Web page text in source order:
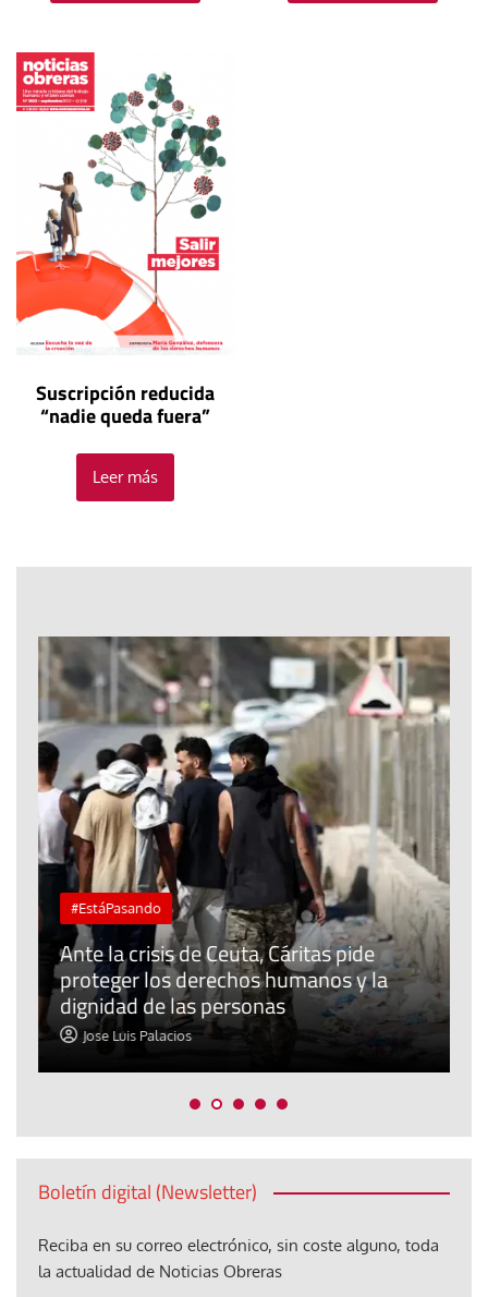
Suscripción reducida
“nadie queda fuera”
Leer más
#EstáPasando
Ante la crisis de Ceuta, Cáritas pide
proteger los derechos humanos y la
dignidad de las personas
Jose Luis Palacios
Boletín digital (Newsletter)
Reciba en su correo electrónico, sin coste alguno, toda
la actualidad de Noticias Obreras